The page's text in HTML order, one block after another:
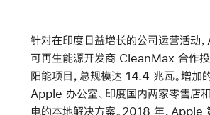
针对在印度日益增长的公司运营活动
可再生能源开发商 CleanMax 合作
阳能项目，总规模达 14.4 兆瓦。增加
Apple 办公室、印度国内两家零售店
电的本地解决方案。2018 年，Apple